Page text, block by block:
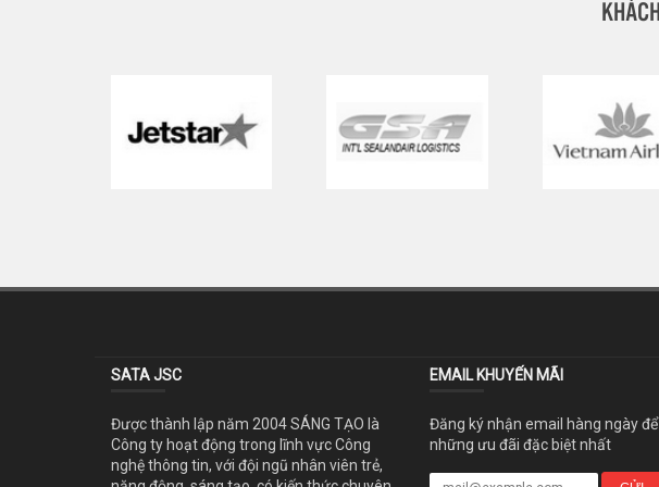
SATA JSC
Được thành lập năm 2004 SÁNG TẠO là
Công ty hoạt động trong lĩnh vực Công
nghệ thông tin, với đội ngũ nhân viên trẻ,
EMAIL KHUYẾN MÃI
Đăng ký nhận email hàng ngày
những ưu đãi đặc biệt nhất